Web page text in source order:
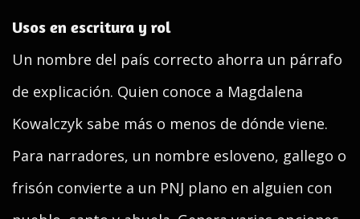
Usos en escritura y rol
Un nombre del país correcto ahorra un párrafo
de explicación. Quien conoce a Magdalena
Kowalczyk sabe más o menos de dónde viene.
Para narradores, un nombre esloveno, gallego o
frisón convierte a un PNJ plano en alguien con